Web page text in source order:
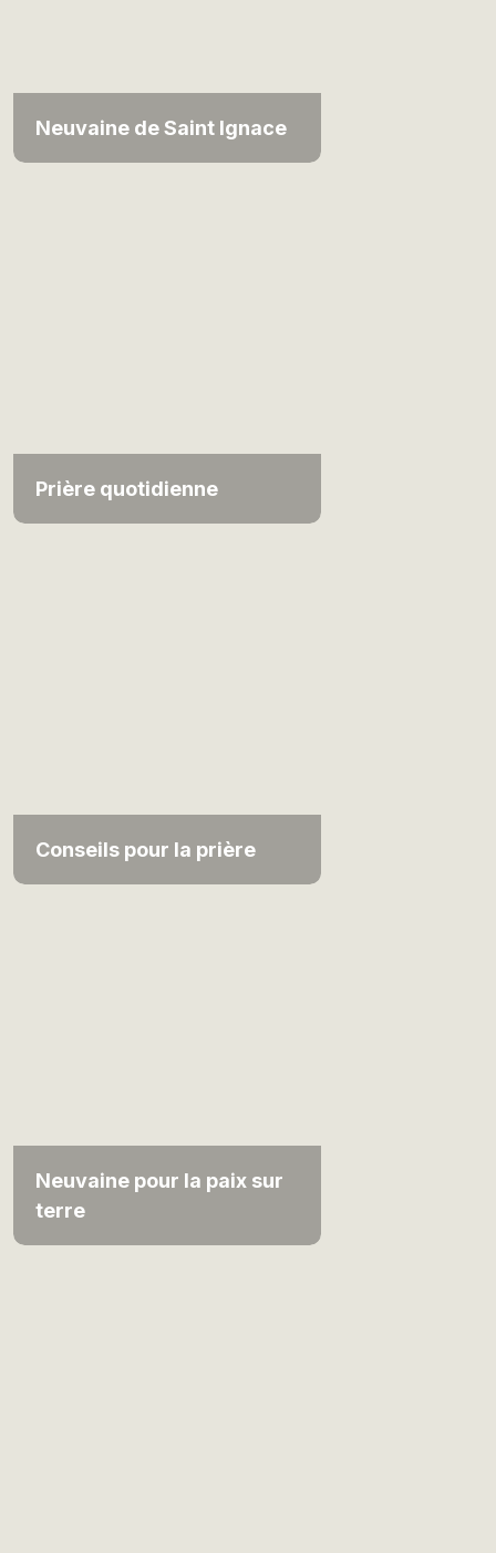
Neuvaine de Saint Ignace
Prière quotidienne
Conseils pour la prière
Neuvaine pour la paix sur
terre